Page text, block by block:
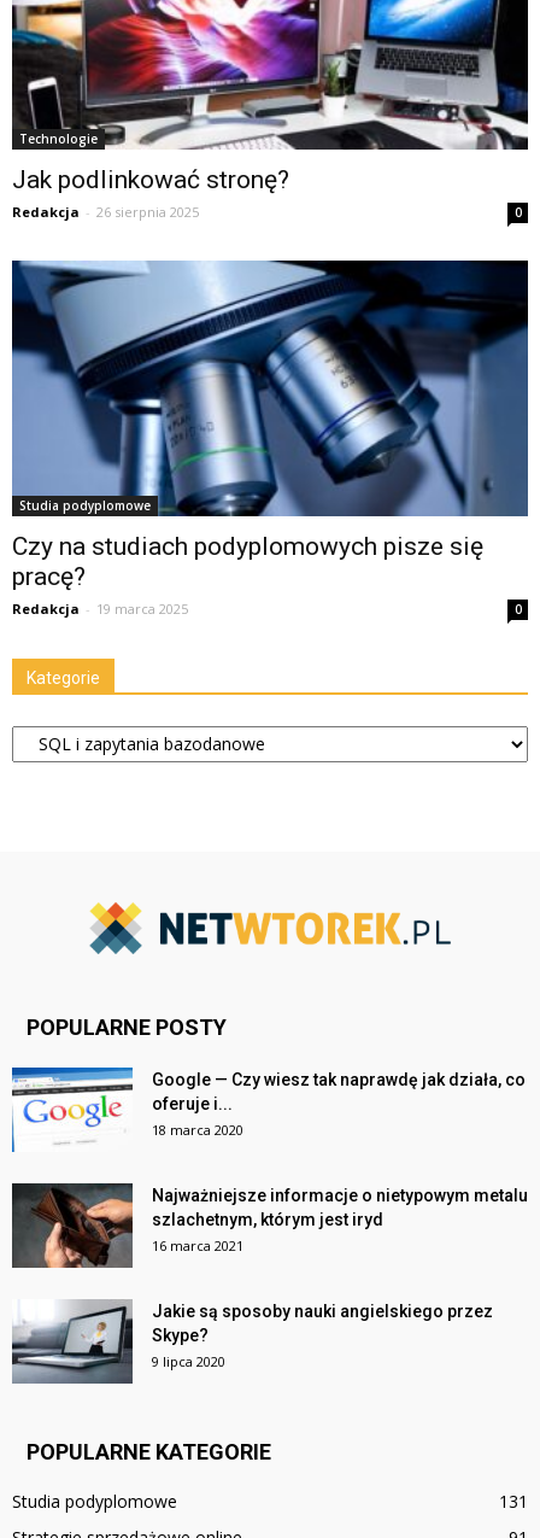
Technologie
Jak podlinkować stronę?
Redakcja - 26 sierpnia 2025 0
Studia podyplomowe
Czy na studiach podyplomowych pisze się
pracę?
Redakcja - 19 marca 2025 0
Kategorie
Kategorie
POPULARNE POSTY
Google — Czy wiesz tak naprawdę jak działa, co
oferuje i...
18 marca 2020
Najważniejsze informacje o nietypowym metalu
szlachetnym, którym jest iryd
16 marca 2021
Jakie są sposoby nauki angielskiego przez
Skype?
9 lipca 2020
POPULARNE KATEGORIE
Studia podyplomowe
131